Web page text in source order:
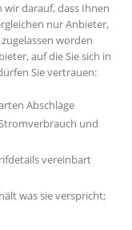
darauf, dass Ihnen
nur Anbieter,
worden
auf die Sie sich in
Sie vertrauen:
Abschläge
und
vereinbart
was sie verspricht;